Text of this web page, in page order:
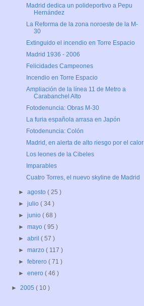
Madrid dedica un polideportivo a Pepu
Hernández
La Reforma de la zona noroeste de la M-
30
Extinguido el incendio en Torre Espacio
Madrid 1936 - 2006
Felicidades Campeones
Incendio en Torre Espacio
Ampliación de la línea 11 de Metro a
Carabanchel Alto
Fotodenuncia: Obras M-30
La furia española arrasa en Japón
Fotodenuncia: Colón
Madrid, en alerta de alto riesgo por el calor
Los leones de la Cibeles
Imparables
Cuatro Torres, el nuevo skyline de Madrid
►agosto( 25 )
►julio( 34 )
►junio( 68 )
►mayo( 95 )
►abril( 57 )
►marzo( 117 )
►febrero( 71 )
►enero( 46 )
► 2005 ( 10 )